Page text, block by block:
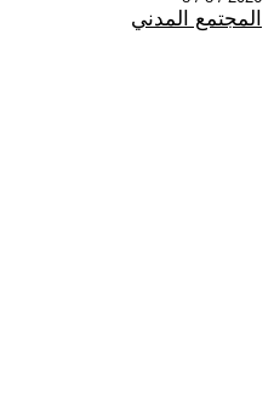
المجتمع المدني